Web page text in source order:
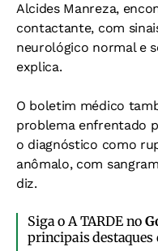
Alcides Manreza,
contactante, com
neurológico normal e
explica.
O boletim médico
problema enfrentado
o diagnóstico como
anômalo, com
diz.
Siga o A TARDE no
principais destaques